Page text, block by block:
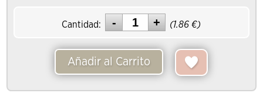
Cantidad: (1.86 €)
Añadir al Carrito